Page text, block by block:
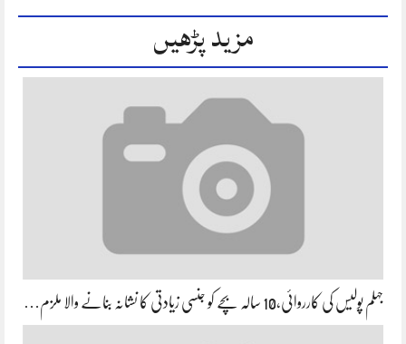
مزید پڑھیں
جہلم پولیس کی کارروائی،10 سالہ بچے کو جنسی زیادتی کا نشانہ بنانے والا ملزم…